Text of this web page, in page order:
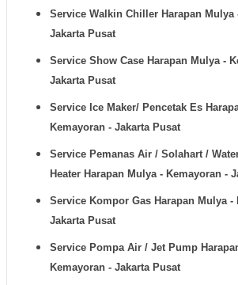
Service Walkin Chiller Harapan Mulya
Jakarta Pusat
Service Show Case Harapan Mulya -
Jakarta Pusat
Service Ice Maker/ Pencetak Es
Kemayoran - Jakarta Pusat
Service Pemanas Air / Solahart /
Heater Harapan Mulya - Kemayoran -
Service Kompor Gas Harapan Mulya -
Jakarta Pusat
Service Pompa Air / Jet Pump
Kemayoran - Jakarta Pusat